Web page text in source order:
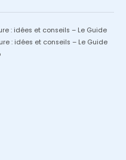
: idées et conseils – Le Guide
: idées et conseils – Le Guide